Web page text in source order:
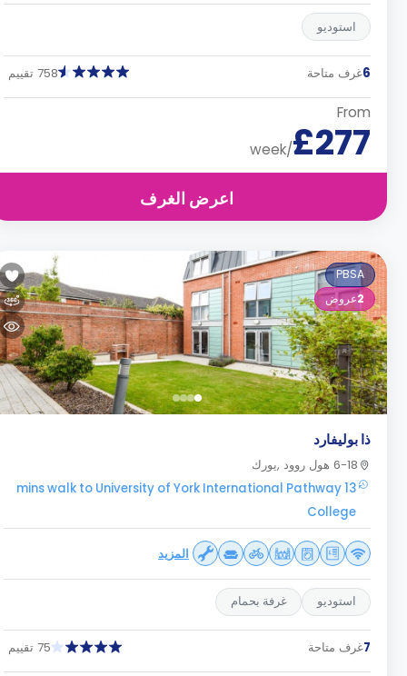
استوديو
غرف متاحة 758 تقييم
From
£277
/week
اعرض الغرف
PBSA
2 عروض
ذا بوليفارد
6-18 هول روود ,يورك
13 mins walk to University of York International Pathway
College
المزيد
استوديو غرفة بحمام
غرف متاحة 75 تقييم